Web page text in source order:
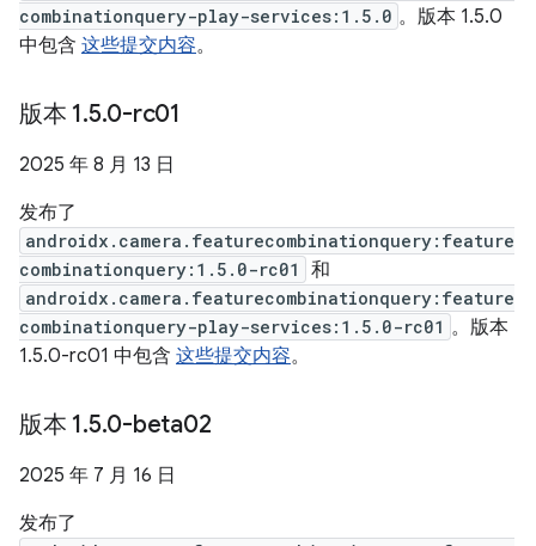
combinationquery-play-services:1.5.0 。版本 1.5.0
中包含 这些提交内容。
版本 1.5.0-rc01
2025 年 8 月 13 日
发布了
androidx.camera.featurecombinationquery:feature
combinationquery:1.5.0-rc01
和
androidx.camera.featurecombinationquery:feature
combinationquery-play-services:1.5.0-rc01 。版本
1.5.0-rc01 中包含 这些提交内容。
版本 1.5.0-beta02
2025 年 7 月 16 日
发布了